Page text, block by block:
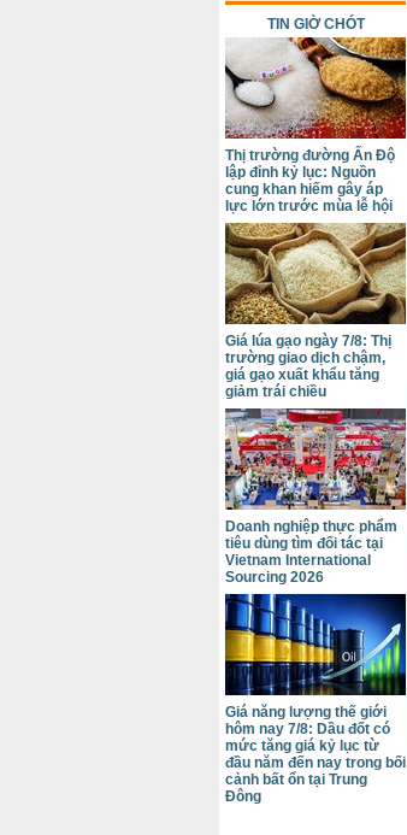
TIN GIỜ CHÓT
Thị trường đường Ấn Độ
lập đỉnh kỷ lục: Nguồn
cung khan hiếm gây áp
lực lớn trước mùa lễ hội
Giá lúa gạo ngày 7/8: Thị
trường giao dịch chậm,
giá gạo xuất khẩu tăng
giảm trái chiều
Doanh nghiệp thực phẩm
tiêu dùng tìm đối tác tại
Vietnam International
Sourcing 2026
Giá năng lượng thế giới
hôm nay 7/8: Dầu đốt có
mức tăng giá kỷ lục từ
đầu năm đến nay trong bối
cảnh bất ổn tại Trung
Đông